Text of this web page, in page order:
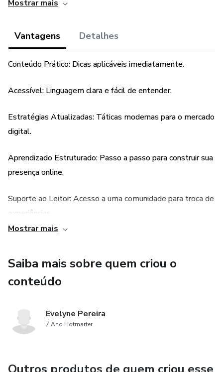
envolvente e utilizar anúncios pagos de forma eficaz.
4. **E-mail Marketing:** Orientações para construir uma
relacionamento próximo com os clientes.
5. **Medição de Resultados:** Métodos para analisar o
desempenho de suas campanhas e fazer ajustes para
Este e-book é ideal para iniciantes que buscam
com estratégias práticas e aplicáveis para alcançar o
sucesso no marketing digital.
Mostrar mais
Vantagens Detalhes
Conteúdo Prático: Dicas aplicáveis imediatamente.
Acessível: Linguagem clara e fácil de entender.
Estratégias Atualizadas: Táticas modernas para o mercado
digital.
Aprendizado Estruturado: Passo a passo para construir sua
presença online.
Suporte ao Leitor: Acesso a uma comunidade para troca de
experiências.
Mostrar mais
Saiba mais sobre quem criou o
conteúdo
Evelyne Pereira
7 Ano Hotmarter